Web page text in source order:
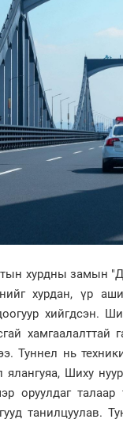
хурдны замын
хурдан, үр
хийгдсэн.
Туннел нь
Шиху
оруулдаг
танилцуулав.